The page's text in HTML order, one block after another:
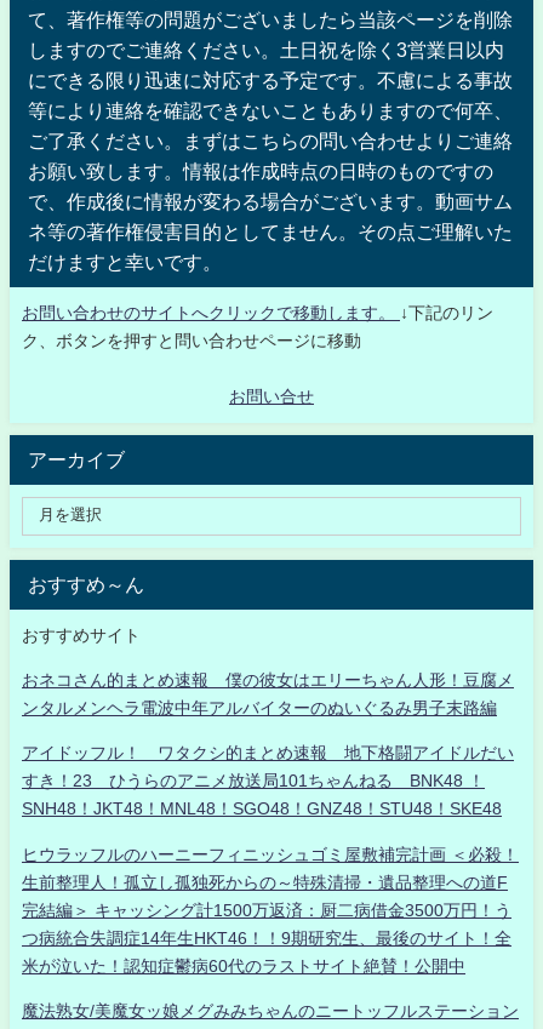
て、著作権等の問題がございましたら当該ページを削除
しますのでご連絡ください。土日祝を除く3営業日以内
にできる限り迅速に対応する予定です。不慮による事故
等により連絡を確認できないこともありますので何卒、
ご了承ください。まずはこちらの問い合わせよりご連絡
お願い致します。情報は作成時点の日時のものですの
で、作成後に情報が変わる場合がございます。動画サム
ネ等の著作権侵害目的としてません。その点ご理解いた
だけますと幸いです。
お問い合わせのサイトへクリックで移動します。
↓下記のリン
ク、ボタンを押すと問い合わせページに移動
お問い合せ
アーカイブ
おすすめ～ん
おすすめサイト
おネコさん的まとめ速報 僕の彼女はエリーちゃん人形！豆腐メ
ンタルメンヘラ電波中年アルバイターのぬいぐるみ男子末路編
アイドッフル！ ワタクシ的まとめ速報 地下格闘アイドルだい
すき！23 ひうらのアニメ放送局101ちゃんねる BNK48 ！
SNH48！JKT48！MNL48！SGO48！GNZ48！STU48！SKE48
ヒウラッフルのハーニーフィニッシュゴミ屋敷補完計画 ＜必殺！
生前整理人！孤立し孤独死からの～特殊清掃・遺品整理への道F
完結編＞ キャッシング計1500万返済：厨二病借金3500万円！う
つ病統合失調症14年生HKT46！！9期研究生、最後のサイト！全
米が泣いた！認知症鬱病60代のラストサイト絶賛！公開中
魔法熟女/美魔女ッ娘メグみみちゃんのニートッフルステーション